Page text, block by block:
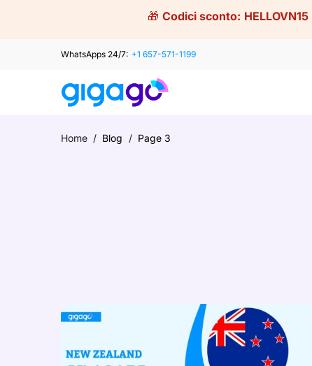
🎁 Codici sconto: HELLOVN15
WhatsApps 24/7: +1 657-571-1199
Home / Blog / Page 3